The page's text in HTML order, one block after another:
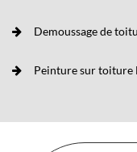
Demoussage de
Peinture sur toiture